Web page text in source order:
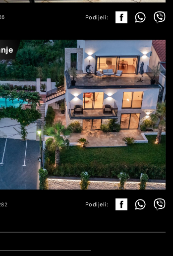
Podijeli:
DETALJI
Podijeli: